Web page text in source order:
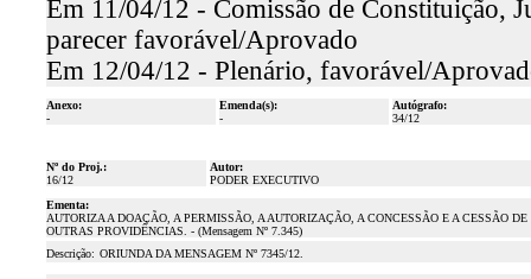
Em 11/04/12 - Comissão de Constituição,
parecer favorável/Aprovado
Em 12/04/12 - Plenário, favorável/
Anexo:
-
Emenda(s):
-
Autógrafo:
34/12
Nº do Proj.:
16/12
Autor:
PODER EXECUTIVO
Ementa:
AUTORIZA A DOAÇÃO, A PERMISSÃO, A AUTORIZAÇÃO, A CONCESSÃO E A CESSÃO
OUTRAS PROVIDÊNCIAS. - (Mensagem Nº 7.345)
Descrição: ORIUNDA DA MENSAGEM Nº 7345/12.